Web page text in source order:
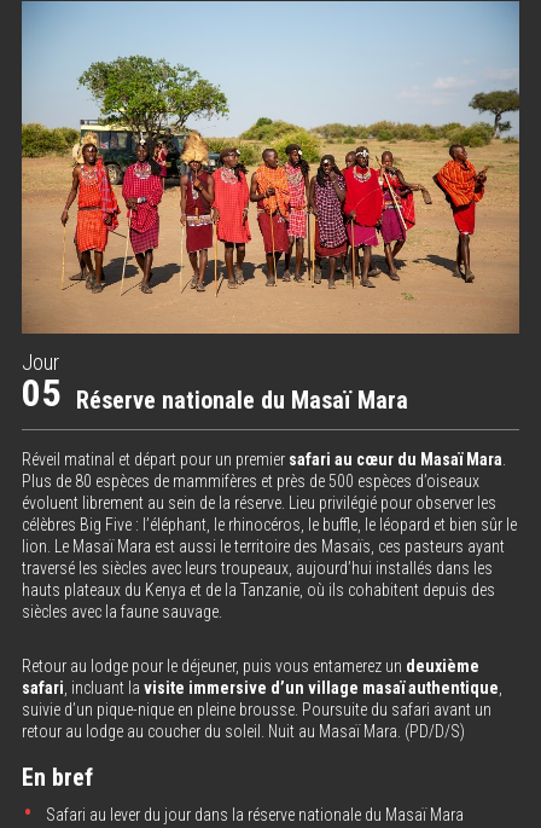
Jour
05 Réserve nationale du Masaï Mara
Réveil matinal et départ pour un premier safari au cœur du Masaï Mara
Plus de 80 espèces de mammifères et près de 500 espèces d’oiseaux
évoluent librement au sein de la réserve. Lieu privilégié pour observer les
célèbres Big Five : l’éléphant, le rhinocéros, le buffle, le léopard et bien sûr le
lion. Le Masaï Mara est aussi le territoire des Masaïs, ces pasteurs ayant
traversé les siècles avec leurs troupeaux, aujourd’hui installés dans les
hauts plateaux du Kenya et de la Tanzanie, où ils cohabitent depuis des
siècles avec la faune sauvage.
Retour au lodge pour le déjeuner, puis vous entamerez un deuxième
safari , incluant la visite immersive d’un village masaï authentique
suivie d’un pique-nique en pleine brousse. Poursuite du safari avant un
retour au lodge au coucher du soleil. Nuit au Masaï Mara. (PD/D/S)
En bref
Safari au lever du jour dans la réserve nationale du Masaï Mara